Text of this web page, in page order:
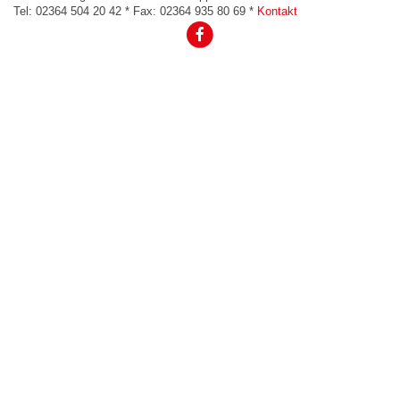
Impressum
Datenschutzerklärung
Hygieneregeln
Tel: 02364 504 20 42 * Fax: 02364 935 80 69 * Kontakt